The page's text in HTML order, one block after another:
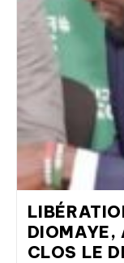
DIOMAYE,
CLOS LE